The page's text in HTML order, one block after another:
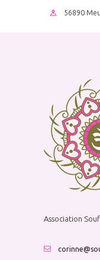
56890
Association